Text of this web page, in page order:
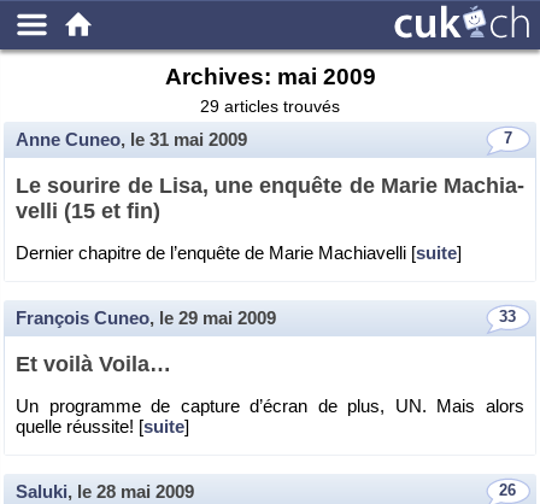
Archives: mai 2009
29 articles trouvés
7
Anne Cuneo, le 31 mai 2009
Le sou­rire de Lisa, une en­quête de Marie Ma­chia­
velli (15 et fin)
Der­nier cha­pitre de l’en­quête de Marie Ma­chia­velli [suite]
33
François Cuneo, le 29 mai 2009
Et voilà Voila…
Un pro­gramme de cap­ture d’écran de plus, UN. Mais alors
quelle réus­site! [suite]
26
Saluki, le 28 mai 2009